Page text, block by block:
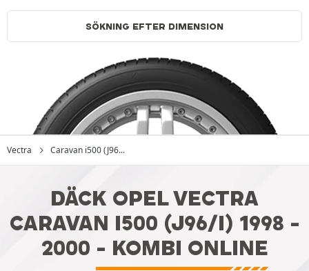
SÖKNING EFTER DIMENSION
Vectra Caravan i500 (J96...
DÄCK OPEL VECTRA
CARAVAN I500 (J96/I) 1998 -
2000 - KOMBI ONLINE